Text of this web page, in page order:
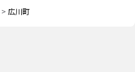
> 広川町